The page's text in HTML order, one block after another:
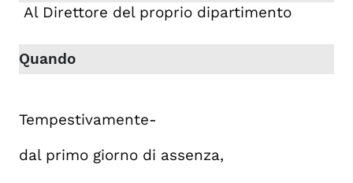
Al Direttore del proprio dipartimento
Tempestivamente-
dal primo giorno di assenza,